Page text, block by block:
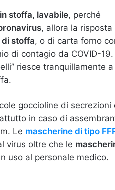
stoffa, lavabile, perché
, allora la risposta
di stoffa, o di carta forno
di contagio da COVID-19.
riesce tranquillamente a
goccioline di secrezioni
in caso di
Le mascherine di tipo
virus oltre che le
uso al personale medico.